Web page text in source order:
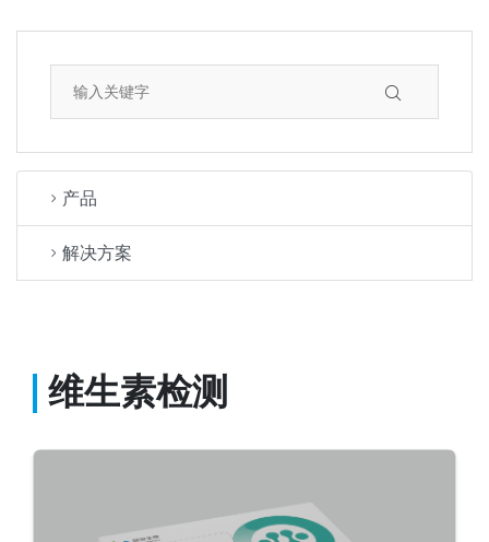
产品
解决方案
维生素检测